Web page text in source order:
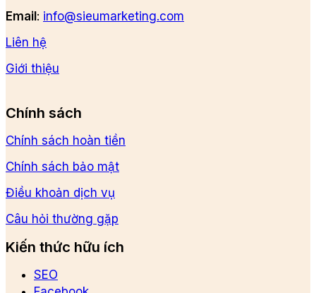
Email: info@sieumarketing.com
Liên hệ
Giới thiệu
Chính sách
Chính sách hoàn tiền
Chính sách bảo mật
Điều khoản dịch vụ
Câu hỏi thường gặp
Kiến thức hữu ích
SEO